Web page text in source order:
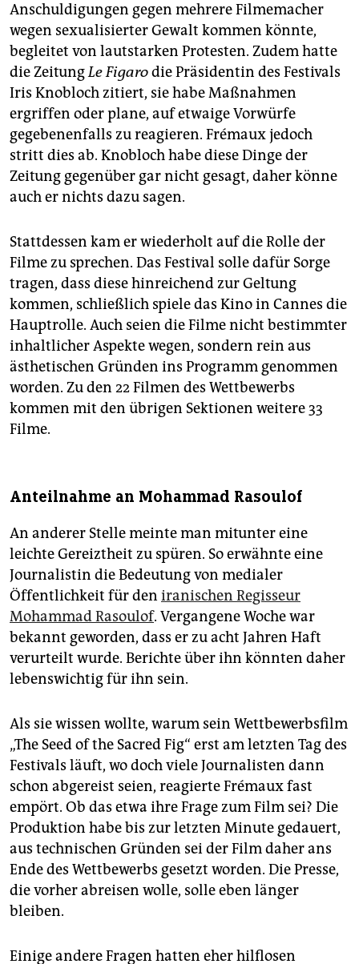
Anschuldigungen gegen mehrere Filmemacher
wegen sexualisierter Gewalt kommen könnte,
begleitet von lautstarken Protesten. Zudem hatte
die ZeitungLe Figarodie Präsidentin des Festivals
Iris Knobloch zitiert, sie habe Maßnahmen
ergriffen oder plane, auf etwai­ge Vorwürfe
gegebenenfalls zu reagieren. Frémaux jedoch
stritt dies ab. Knobloch habe diese Dinge der
Zeitung gegenüber gar nicht gesagt, daher könne
auch er nichts dazu sagen.
Stattdessen kam er wiederholt auf die Rolle der
Filme zu sprechen. Das Festival solle dafür Sorge
tragen, dass diese hinreichend zur Geltung
kommen, schließlich spiele das Kino in Cannes die
Hauptrolle. Auch seien die Filme nicht bestimmter
inhaltlicher Aspekte wegen, sondern rein aus
ästhetischen Gründen ins Programm genommen
worden. Zu den 22 Filmen des Wettbewerbs
kommen mit den übrigen Sektionen weitere 33
Filme.
Anteilnahme an Mohammad Rasoulof
An anderer Stelle meinte man mitunter eine
leichte Gereiztheit zu spüren. So erwähnte eine
Journalistin die Bedeutung von medialer
Öffentlichkeit für den iranischen Regisseur
Mohammad Rasoulof. Vergangene Woche war
bekannt geworden, dass er zu acht Jahren Haft
verurteilt wurde. Berichte über ihn könnten daher
lebenswichtig für ihn sein.
Als sie wissen wollte, warum sein Wettbewerbsfilm
„The Seed of the Sacred Fig“ erst am letzten Tag des
Festivals läuft, wo doch viele Journalisten dann
schon abgereist seien, reagierte Frémaux fast
empört. Ob das etwa ihre Frage zum Film sei? Die
Produktion habe bis zur letzten Minute gedauert,
aus technischen Gründen sei der Film daher ans
Ende des Wettbewerbs gesetzt worden. Die Presse,
die vorher abreisen wolle, solle eben länger
bleiben.
Einige andere Fragen hatten eher hilflosen